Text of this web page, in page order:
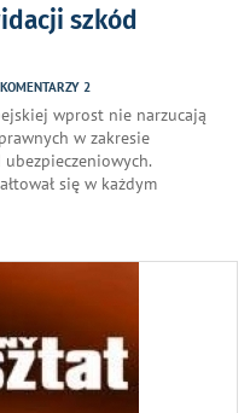
szkód
KOMENTARZY 2
wprost nie narzucają
w zakresie
się w każdym